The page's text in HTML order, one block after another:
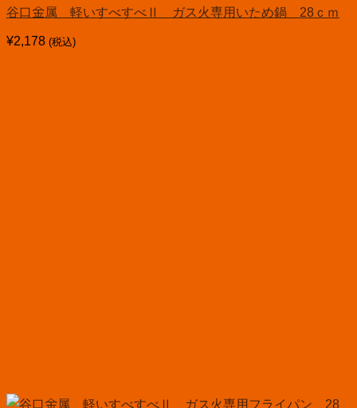
谷口金属 軽いすべすべⅡ ガス火専用いため鍋 28ｃｍ
¥2,178 (税込)